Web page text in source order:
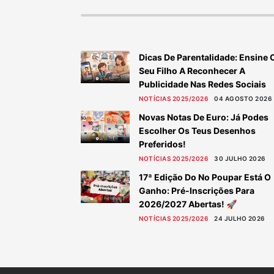
Dicas De Parentalidade: Ensine
Seu Filho A Reconhecer A
Publicidade Nas Redes Sociais
NOTÍCIAS 2025/2026 04 AGOSTO 2026
Novas Notas De Euro: Já Podes
Escolher Os Teus Desenhos
Preferidos!
NOTÍCIAS 2025/2026 30 JULHO 2026
17ª Edição Do No Poupar Está O
Ganho: Pré-Inscrições Para
2026/2027 Abertas! 🚀
NOTÍCIAS 2025/2026 24 JULHO 2026